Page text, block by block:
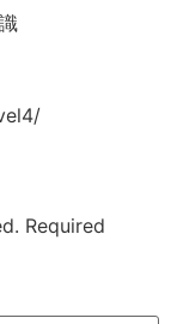
Required